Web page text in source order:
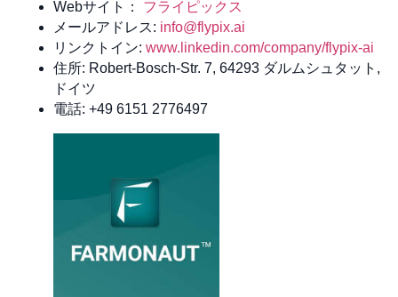
Webサイト： フライピックス
メールアドレス: info@flypix.ai
リンクトイン: www.linkedin.com/company/flypix-ai
住所: Robert-Bosch-Str. 7, 64293 ダルムシュタット,
ドイツ
電話: +49 6151 2776497